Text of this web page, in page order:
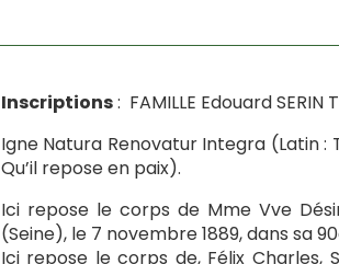
Inscriptions: FAMILLE Edouard SERIN
Igne Natura Renovatur Integra (Latin
Qu’il repose en paix).
Ici repose le corps de Mme Vve
(Seine), le 7 novembre 1889, dans sa
Ici repose le corps de, Félix Charles,